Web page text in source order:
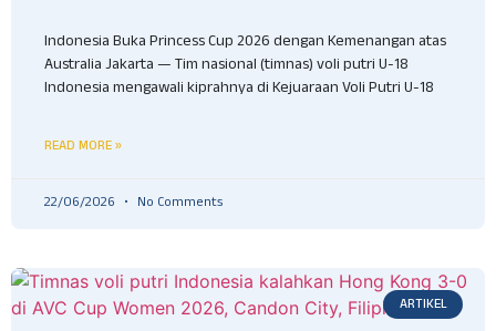
Indonesia Buka Princess Cup 2026 dengan Kemenangan atas
Australia Jakarta — Tim nasional (timnas) voli putri U-18
Indonesia mengawali kiprahnya di Kejuaraan Voli Putri U-18
READ MORE »
22/06/2026 No Comments
ARTIKEL